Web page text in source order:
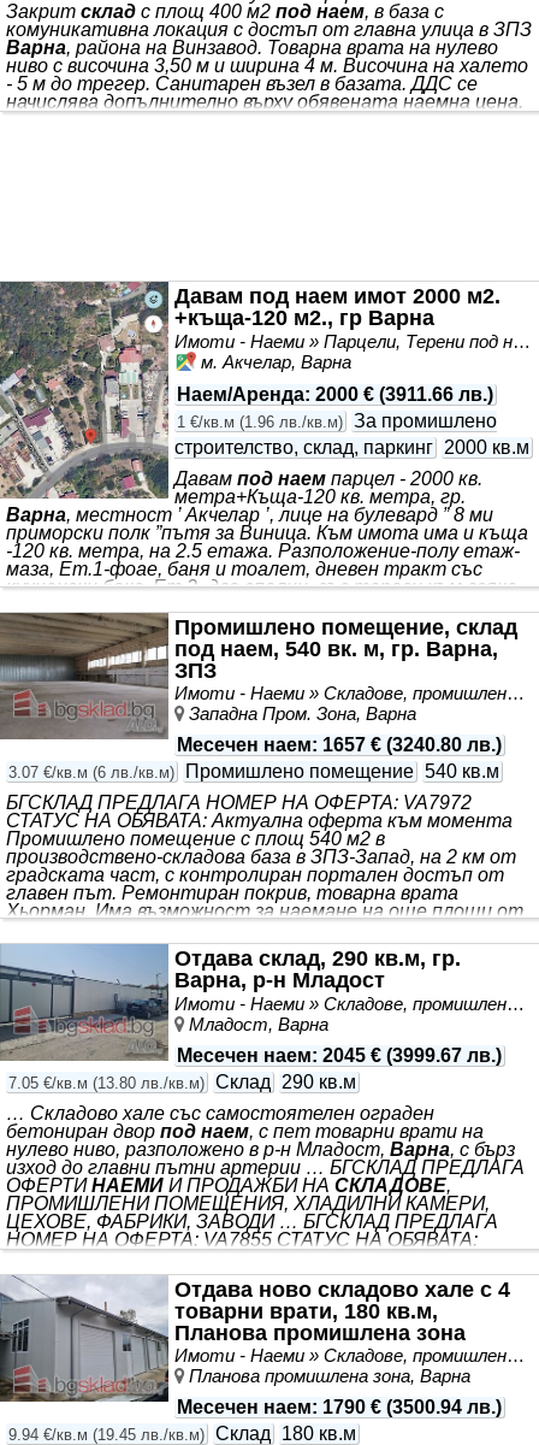
Закрит склад с площ 400 м2 под наем, в база с
комуникативна локация с достъп от главна улица в ЗПЗ
Варна, района на Винзавод. Товарна врата на нулево
ниво с височина 3,50 м и ширина 4 м. Височина на халето
- 5 м до трегер. Санитарен възел в базата. ДДС се
начислява допълнително върху обявената наемна цена.
Давам под наем имот 2000 м2.
+къща-120 м2., гр Варна
Имоти - Наеми » Парцели, Терени под наем
м. Акчелар, Варна
Наем/Аренда: 2000 € (3911.66 лв.)
1 €/кв.м (1.96 лв./кв.м) За промишлено
строителство, склад, паркинг 2000 кв.м
Давам под наем парцел - 2000 кв.
метра+Къща-120 кв. метра, гр.
Варна, местност ’ Акчелар ’, лице на булевард ” 8 ми
приморски полк ”пътя за Виница. Към имота има и къща
-120 кв. метра, на 2.5 етажа. Разположение-полу етаж-
маза, Ет.1-фоае, баня и тоалет, дневен тракт със
кухненски бокс, Ет.2- две спални, със тераси към всяка
морга, Авто мивка, Авто-салон, контейнери, за
складиране, паркинг, и много др.. Ограден, ел. ток-12 kw.
може и по голяма мощност-три фазен ток, вода-в
имота, мръсен канал, асвалт до парцела.
Евро/месец/,2700 Евро/
Промишлено помещение, склад
под наем, 540 вк. м, гр. Варна,
ЗПЗ
Имоти - Наеми » Складове, промишлени и стопански имоти под наем
Западна Пром. Зона, Варна
Месечен наем: 1657 € (3240.80 лв.)
3.07 €/кв.м (6 лв./кв.м) Промишлено помещение 540 кв.м
БГСКЛАД ПРЕДЛАГА НОМЕР НА ОФЕРТА: VA7972
СТАТУС НА ОБЯВАТА: Актуална оферта към момента
Промишлено помещение с площ 540 м2 в
производствено-складова база в ЗПЗ-Запад, на 2 км от
градската част, с контролиран портален достъп от
главен път. Ремонтиран покрив, товарна врата
Хьорман. Има възможност за наемане на още площи от
складова площ. Осигурена периметрова охрана на
цялата база 24/7. Цена за складовото помещение с
площ 540 м2 е в размер на 6 лв/м2 без ДДС. Обади се
сега и цитирай този код: VA7972 Еднократна
комисионна към агенцията. БГСКЛАД ПРЕДЛАГА
ОФЕРТИНАЕМИ
Отдава склад, 290 кв.м, гр.
Варна, р-н Младост
Имоти - Наеми » Складове, промишлени и стопански имоти под наем
Младост, Варна
Месечен наем: 2045 € (3999.67 лв.)
7.05 €/кв.м (13.80 лв./кв.м) Склад 290 кв.м
… Складово хале със самостоятелен ограден
бетониран двор под наем, с пет товарни врати на
нулево ниво, разположено в р-н Младост, Варна, с бърз
изход до главни пътни артерии … БГСКЛАД ПРЕДЛАГА
ОФЕРТИНАЕМИ И ПРОДАЖБИ НА СКЛАДОВЕ,
ПРОМИШЛЕНИ ПОМЕЩЕНИЯ, ХЛАДИЛНИ КАМЕРИ,
ЦЕХОВЕ, ФАБРИКИ, ЗАВОДИ … БГСКЛАД ПРЕДЛАГА
НОМЕР НА ОФЕРТА: VA7855 СТАТУС НА ОБЯВАТА:
290 м2, а откритата площ пред него - 320 м2.
Разполага със санитарен възел. Два портала към
улицата. Височина - около 4.20 метра. Възможно е
обекта да бъде разделен на две и да се наеме от двама
отделни
Отдава ново складово хале с 4
товарни врати, 180 кв.м,
Планова промишлена зона
Имоти - Наеми » Складове, промишлени и стопански имоти под наем
Планова промишлена зона, Варна
Месечен наем: 1790 € (3500.94 лв.)
9.94 €/кв.м (19.45 лв./кв.м) Склад
180 кв.м